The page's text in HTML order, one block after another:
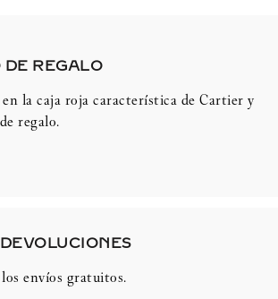
DE REGALO​
la caja roja característica de Cartier y
regalo.
envíos gratuitos.